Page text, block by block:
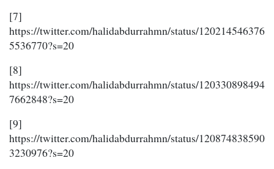
[7]
https://twitter.com/halidabdurrahmn/status/120214546376
5536770?s=20
[8]
https://twitter.com/halidabdurrahmn/status/120330898494
7662848?s=20
[9]
https://twitter.com/halidabdurrahmn/status/120874838590
3230976?s=20